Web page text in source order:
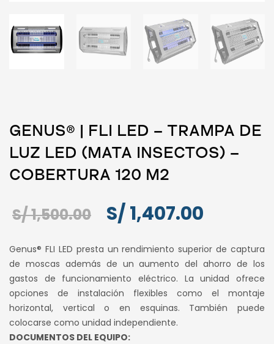
GENUS® | FLI LED – TRAMPA DE
LUZ LED (MATA INSECTOS) –
COBERTURA 120 M2
S/1,500.00
El
original
era:
S/ 1,500.00.
S/1,407.00
actual
es:
S/
Genus® FLI LED presta un rendimiento superior de captura
de moscas además de un aumento del ahorro de los
gastos de funcionamiento eléctrico. La unidad ofrece
opciones de instalación flexibles como el montaje
horizontal, vertical o en esquinas. También puede
colocarse como unidad independiente.
DOCUMENTOS DEL EQUIPO: